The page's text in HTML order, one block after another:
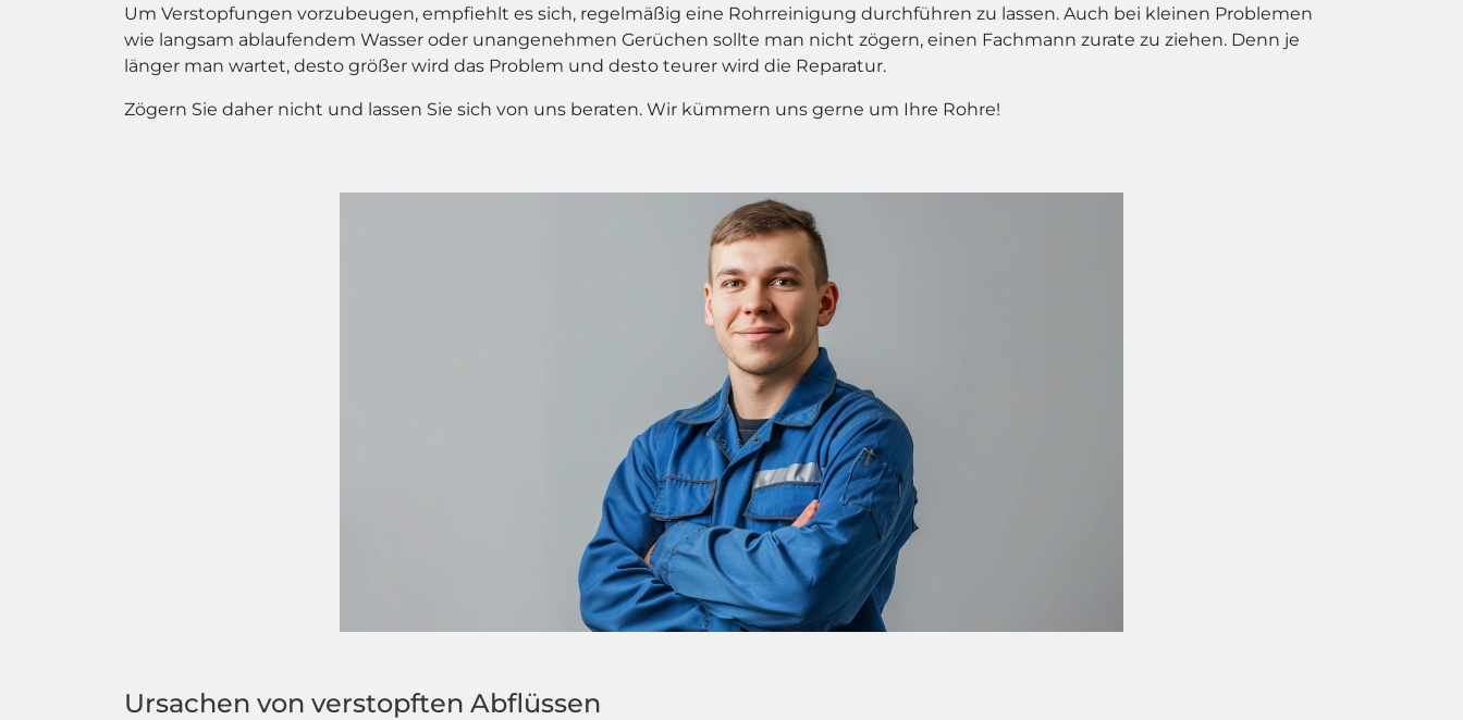
Um Verstopfungen vorzubeugen, empfiehlt es sich, regelmäßig eine Rohrreinigung durchführen zu lassen. Auch bei kleinen Problemen
wie langsam ablaufendem Wasser oder unangenehmen Gerüchen sollte man nicht zögern, einen Fachmann zurate zu ziehen. Denn je
länger man wartet, desto größer wird das Problem und desto teurer wird die Reparatur.
Zögern Sie daher nicht und lassen Sie sich von uns beraten. Wir kümmern uns gerne um Ihre Rohre!
Ursachen von verstopften Abflüssen